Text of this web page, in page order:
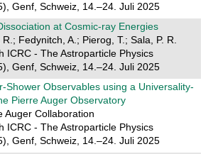
Genf, Schweiz, 14.–24. Juli 2025
at Cosmic-ray Energies
Fedynitch, A.; Pierog, T.; Sala, P. R.
ICRC - The Astroparticle Physics
Genf, Schweiz, 14.–24. Juli 2025
Shower Observables using a Universality-
Pierre Auger Observatory
Auger Collaboration
ICRC - The Astroparticle Physics
Genf, Schweiz, 14.–24. Juli 2025